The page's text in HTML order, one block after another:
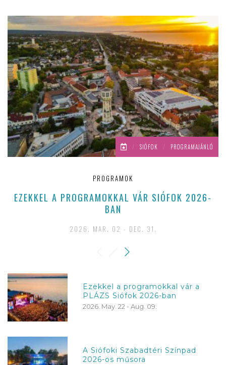
/ SIÓFOK / PROGRAMAJÁNLÓ
PROGRAMOK
EZEKKEL A PROGRAMOKKAL VÁR SIÓFOK 2026-
BAN
2026. MAR. 02 - DEC. 31.
Ezekkel a programokkal vár a
PLÁZS Siófok 2026-ban
2026. May. 22 - Aug. 09.
A Siófoki Szabadtéri Színpad
2026-os műsora